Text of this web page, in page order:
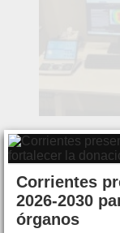
Corrientes
2026-2030
órganos